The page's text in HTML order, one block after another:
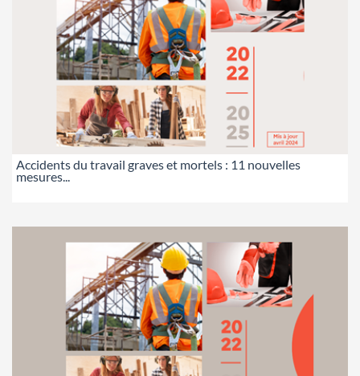
Accidents du travail graves et mortels : 11 nouvelles
mesures...